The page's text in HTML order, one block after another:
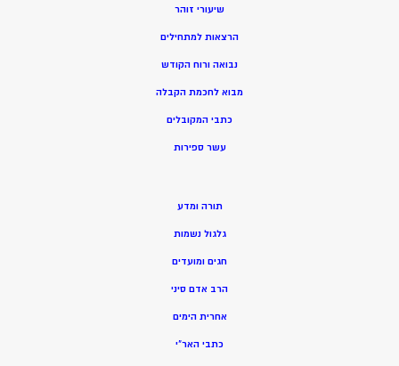
שיעורי זוהר
הרצאות למתחילים
נבואה ורוח הקודש
מבוא לחכמת הקבלה
כתבי המקובלים
עשר ספירות
תורה ומדע
גלגול נשמות
חגים ומועדים
הרב אדם סיני
אחרית הימים
כתבי האר”י